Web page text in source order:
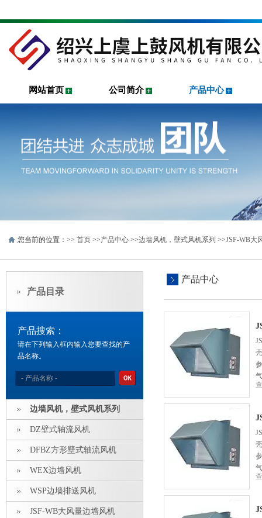
网站首页 公司简介 产品中心
您当前的位置：>> 首页 >>产品中心 >>边墙风机，壁式风机系列 >>JSF-WB大
产品目录
产品搜索：
请在下列输入框内输入您要查找的产
品名称。
边墙风机，壁式风机系列
DZ壁式轴流风机
DFBZ方形壁式轴流风机
WEX边墙风机
WSP边墙排送风机
JSF-WB大风量边墙风机
产品中心